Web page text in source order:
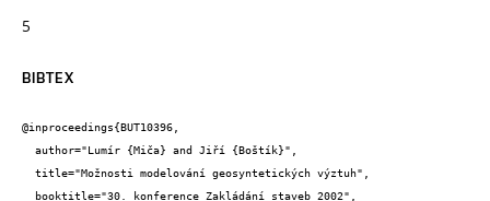
5
BIBTEX
@inproceedings{BUT10396,